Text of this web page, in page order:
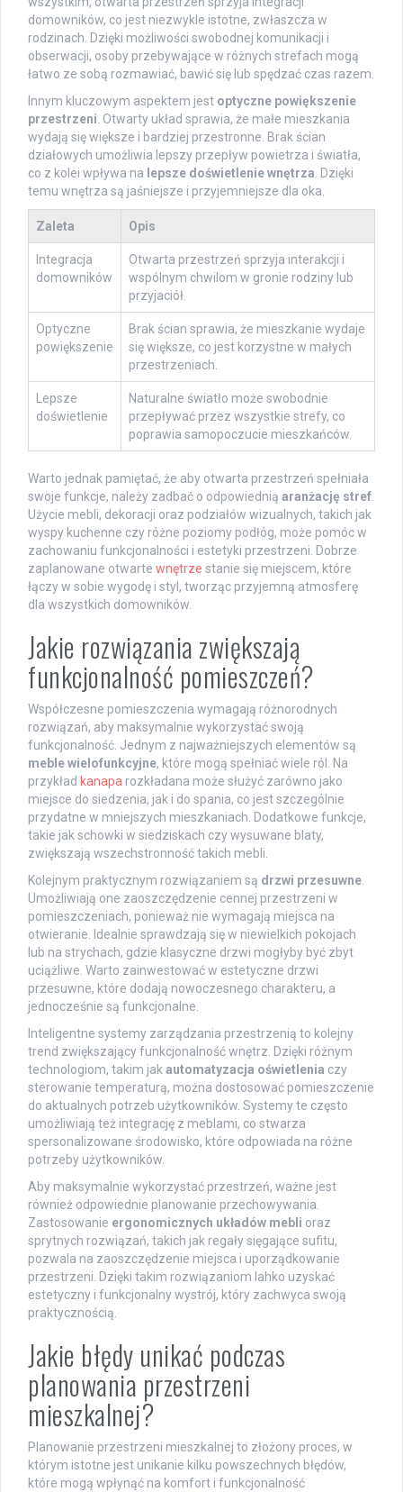
domowników, co jest niezwykle istotne, zwłaszcza w
rodzinach. Dzięki możliwości swobodnej komunikacji i
obserwacji, osoby przebywające w różnych strefach mogą
łatwo ze sobą rozmawiać, bawić się lub spędzać czas razem.
Innym kluczowym aspektem jest optyczne powiększenie
przestrzeni . Otwarty układ sprawia, że małe mieszkania
wydają się większe i bardziej przestronne. Brak ścian
działowych umożliwia lepszy przepływ powietrza i światła,
co z kolei wpływa na lepsze doświetlenie wnętrza . Dzięki
temu wnętrza są jaśniejsze i przyjemniejsze dla oka.
Zaleta Opis
Integracja
domowników
Otwarta przestrzeń sprzyja interakcji i
wspólnym chwilom w gronie rodziny lub
przyjaciół.
Optyczne
powiększenie
Brak ścian sprawia, że mieszkanie wydaje
się większe, co jest korzystne w małych
przestrzeniach.
Lepsze
doświetlenie
Naturalne światło może swobodnie
przepływać przez wszystkie strefy, co
poprawia samopoczucie mieszkańców.
Warto jednak pamiętać, że aby otwarta przestrzeń spełniała
swoje funkcje, należy zadbać o odpowiednią aranżację stref
Użycie mebli, dekoracji oraz podziałów wizualnych, takich jak
wyspy kuchenne czy różne poziomy podłóg, może pomóc w
zachowaniu funkcjonalności i estetyki przestrzeni. Dobrze
zaplanowane otwarte wnętrze stanie się miejscem, które
łączy w sobie wygodę i styl, tworząc przyjemną atmosferę
dla wszystkich domowników.
Jakie rozwiązania zwiększają
funkcjonalność pomieszczeń?
Współczesne pomieszczenia wymagają różnorodnych
rozwiązań, aby maksymalnie wykorzystać swoją
funkcjonalność. Jednym z najważniejszych elementów są
meble wielofunkcyjne, które mogą spełniać wiele ról. Na
przykład kanapa rozkładana może służyć zarówno jako
miejsce do siedzenia, jak i do spania, co jest szczególnie
przydatne w mniejszych mieszkaniach. Dodatkowe funkcje,
takie jak schowki w siedziskach czy wysuwane blaty,
zwiększają wszechstronność takich mebli.
Kolejnym praktycznym rozwiązaniem są drzwi przesuwne
Umożliwiają one zaoszczędzenie cennej przestrzeni w
pomieszczeniach, ponieważ nie wymagają miejsca na
otwieranie. Idealnie sprawdzają się w niewielkich pokojach
lub na strychach, gdzie klasyczne drzwi mogłyby być zbyt
uciążliwe. Warto zainwestować w estetyczne drzwi
przesuwne, które dodają nowoczesnego charakteru, a
jednocześnie są funkcjonalne.
Inteligentne systemy zarządzania przestrzenią to kolejny
trend zwiększający funkcjonalność wnętrz. Dzięki różnym
technologiom, takim jak automatyzacja oświetlenia czy
sterowanie temperaturą, można dostosować pomieszczenie
do aktualnych potrzeb użytkowników. Systemy te często
umożliwiają też integrację z meblami, co stwarza
spersonalizowane środowisko, które odpowiada na różne
potrzeby użytkowników.
Aby maksymalnie wykorzystać przestrzeń, ważne jest
również odpowiednie planowanie przechowywania.
Zastosowanie ergonomicznych układów mebli oraz
sprytnych rozwiązań, takich jak regały sięgające sufitu,
pozwala na zaoszczędzenie miejsca i uporządkowanie
przestrzeni. Dzięki takim rozwiązaniom lahko uzyskać
estetyczny i funkcjonalny wystrój, który zachwyca swoją
praktycznością.
Jakie błędy unikać podczas
planowania przestrzeni
mieszkalnej?
Planowanie przestrzeni mieszkalnej to złożony proces, w
którym istotne jest unikanie kilku powszechnych błędów,
które mogą wpłynąć na komfort i funkcjonalność